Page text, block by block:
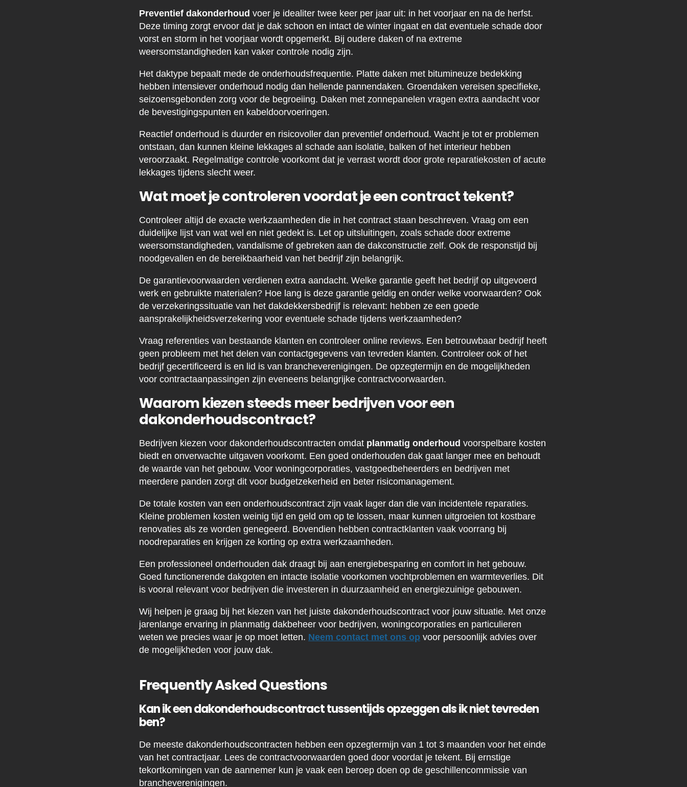
Preventief dakonderhoud voer je idealiter twee keer per jaar uit: in het voorjaar en na de herfst.
Deze timing zorgt ervoor dat je dak schoon en intact de winter ingaat en dat eventuele schade door
vorst en storm in het voorjaar wordt opgemerkt. Bij oudere daken of na extreme
weersomstandigheden kan vaker controle nodig zijn.
Het daktype bepaalt mede de onderhoudsfrequentie. Platte daken met bitumineuze bedekking
hebben intensiever onderhoud nodig dan hellende pannendaken. Groendaken vereisen specifieke,
seizoensgebonden zorg voor de begroeiing. Daken met zonnepanelen vragen extra aandacht voor
de bevestigingspunten en kabeldoorvoeringen.
Reactief onderhoud is duurder en risicovoller dan preventief onderhoud. Wacht je tot er problemen
ontstaan, dan kunnen kleine lekkages al schade aan isolatie, balken of het interieur hebben
veroorzaakt. Regelmatige controle voorkomt dat je verrast wordt door grote reparatiekosten of acute
lekkages tijdens slecht weer.
Wat moet je controleren voordat je een contract tekent?
Controleer altijd de exacte werkzaamheden die in het contract staan beschreven. Vraag om een
duidelijke lijst van wat wel en niet gedekt is. Let op uitsluitingen, zoals schade door extreme
weersomstandigheden, vandalisme of gebreken aan de dakconstructie zelf. Ook de responstijd bij
noodgevallen en de bereikbaarheid van het bedrijf zijn belangrijk.
De garantievoorwaarden verdienen extra aandacht. Welke garantie geeft het bedrijf op uitgevoerd
werk en gebruikte materialen? Hoe lang is deze garantie geldig en onder welke voorwaarden? Ook
de verzekeringssituatie van het dakdekkersbedrijf is relevant: hebben ze een goede
aansprakelijkheidsverzekering voor eventuele schade tijdens werkzaamheden?
Vraag referenties van bestaande klanten en controleer online reviews. Een betrouwbaar bedrijf heeft
geen probleem met het delen van contactgegevens van tevreden klanten. Controleer ook of het
bedrijf gecertificeerd is en lid is van brancheverenigingen. De opzegtermijn en de mogelijkheden
voor contractaanpassingen zijn eveneens belangrijke contractvoorwaarden.
Waarom kiezen steeds meer bedrijven voor een
dakonderhoudscontract?
Bedrijven kiezen voor dakonderhoudscontracten omdat planmatig onderhoud voorspelbare kosten
biedt en onverwachte uitgaven voorkomt. Een goed onderhouden dak gaat langer mee en behoudt
de waarde van het gebouw. Voor woningcorporaties, vastgoedbeheerders en bedrijven met
meerdere panden zorgt dit voor budgetzekerheid en beter risicomanagement.
De totale kosten van een onderhoudscontract zijn vaak lager dan die van incidentele reparaties.
Kleine problemen kosten weinig tijd en geld om op te lossen, maar kunnen uitgroeien tot kostbare
renovaties als ze worden genegeerd. Bovendien hebben contractklanten vaak voorrang bij
noodreparaties en krijgen ze korting op extra werkzaamheden.
Een professioneel onderhouden dak draagt bij aan energiebesparing en comfort in het gebouw.
Goed functionerende dakgoten en intacte isolatie voorkomen vochtproblemen en warmteverlies. Dit
is vooral relevant voor bedrijven die investeren in duurzaamheid en energiezuinige gebouwen.
Wij helpen je graag bij het kiezen van het juiste dakonderhoudscontract voor jouw situatie. Met onze
jarenlange ervaring in planmatig dakbeheer voor bedrijven, woningcorporaties en particulieren
weten we precies waar je op moet letten. Neem contact met ons op voor persoonlijk advies over
de mogelijkheden voor jouw dak.
Frequently Asked Questions
Kan ik een dakonderhoudscontract tussentijds opzeggen als ik niet tevreden
ben?
De meeste dakonderhoudscontracten hebben een opzegtermijn van 1 tot 3 maanden voor het einde
van het contractjaar. Lees de contractvoorwaarden goed door voordat je tekent. Bij ernstige
tekortkomingen van de aannemer kun je vaak een beroep doen op de geschillencommissie van
brancheverenigingen.